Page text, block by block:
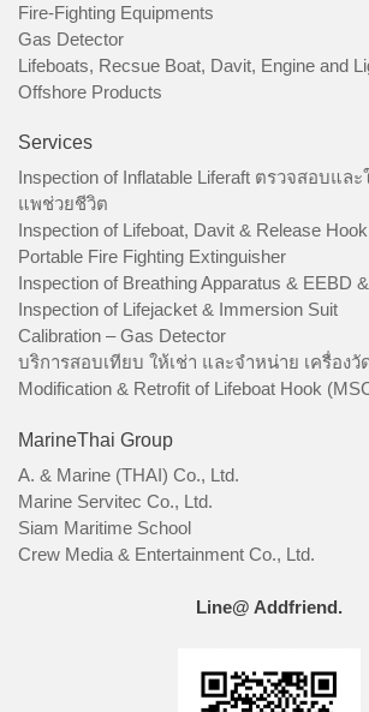
Fire-Fighting Equipments
Gas Detector
Lifeboats, Recsue Boat, Davit, Engine and
Offshore Products
Services
Inspection of Inflatable Liferaft ตรวจสอบแล
แพช่วยชีวิต
Inspection of Lifeboat, Davit & Release Hook
Portable Fire Fighting Extinguisher
Inspection of Breathing Apparatus & EEBD
Inspection of Lifejacket & Immersion Suit
Calibration – Gas Detector
บริการสอบเทียบ ให้เช่า และจำหน่าย เครื่องวั
Modification & Retrofit of Lifeboat Hook
MarineThai Group
A. & Marine (THAI) Co., Ltd.
Marine Servitec Co., Ltd.
Siam Maritime School
Crew Media & Entertainment Co., Ltd.
Line@ Addfriend.